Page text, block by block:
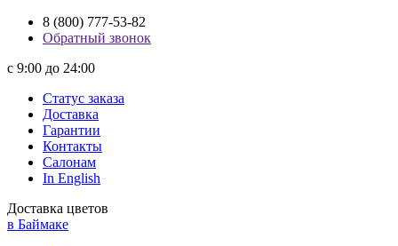
8 (800) 777-53-82
Обратный звонок
с 9:00 до 24:00
Статус заказа
Доставка
Гарантии
Контакты
Салонам
In English
Доставка цветов
в Баймаке